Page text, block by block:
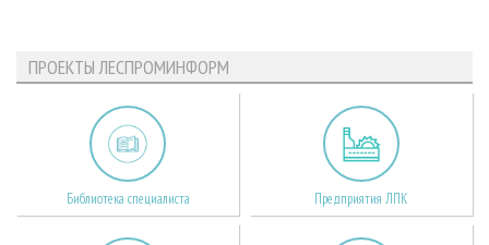
ПРОЕКТЫ ЛЕСПРОМИНФОРМ
Библиотека специалиста Предприятия ЛПК